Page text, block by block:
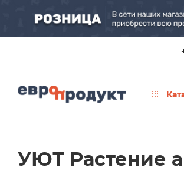
УЮТ Растение